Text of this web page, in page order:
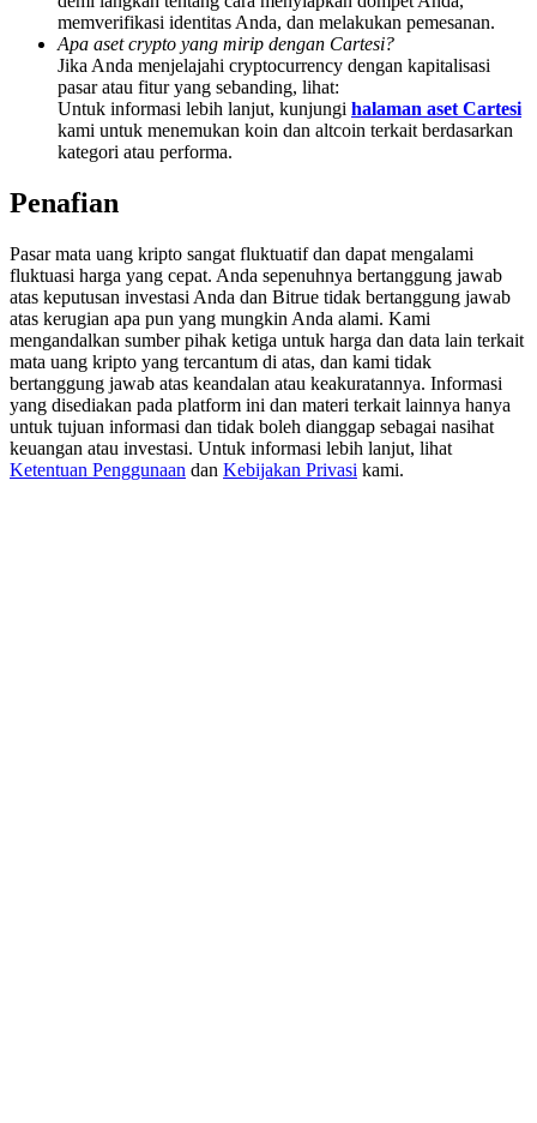
Deposit & Trade BTC to Share 25000 USDT prize pool!
Deposit CASHCAT & Win
Exclusive for BitMart Users
Register & Trade to Win 500,000 USDT
Precious Metals Trading Carnival
Trade Gold & Silver · 33,333 USDT Bonus
memverifikasi identitas Anda, dan melakukan pemesanan.
Apa aset crypto yang mirip dengan Cartesi?
Jika Anda menjelajahi cryptocurrency dengan kapitalisasi
pasar atau fitur yang sebanding, lihat:
Untuk informasi lebih lanjut, kunjungi halaman aset Cartesi
kami untuk menemukan koin dan altcoin terkait berdasarkan
kategori atau performa.
Penafian
Pasar mata uang kripto sangat fluktuatif dan dapat mengalami
fluktuasi harga yang cepat. Anda sepenuhnya bertanggung jawab
atas keputusan investasi Anda dan Bitrue tidak bertanggung jawab
atas kerugian apa pun yang mungkin Anda alami. Kami
mengandalkan sumber pihak ketiga untuk harga dan data lain terkait
mata uang kripto yang tercantum di atas, dan kami tidak
bertanggung jawab atas keandalan atau keakuratannya. Informasi
yang disediakan pada platform ini dan materi terkait lainnya hanya
untuk tujuan informasi dan tidak boleh dianggap sebagai nasihat
keuangan atau investasi. Untuk informasi lebih lanjut, lihat
Ketentuan Penggunaan dan Kebijakan Privasi kami.